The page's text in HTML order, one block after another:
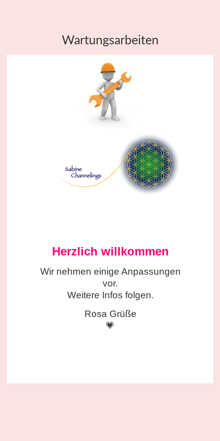
Wartungsarbeiten
Herzlich willkommen
Wir nehmen einige Anpassungen
vor.
Weitere Infos folgen.
Rosa Grüße
💗